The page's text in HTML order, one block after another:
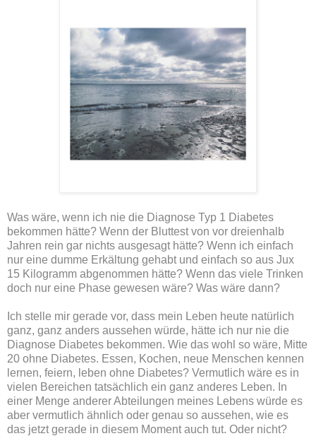
Was wäre, wenn ich nie die Diagnose Typ 1 Diabetes
bekommen hätte? Wenn der Bluttest von vor dreienhalb
Jahren rein gar nichts ausgesagt hätte? Wenn ich einfach
nur eine dumme Erkältung gehabt und einfach so aus Jux
15 Kilogramm abgenommen hätte? Wenn das viele Trinken
doch nur eine Phase gewesen wäre? Was wäre dann?
Ich stelle mir gerade vor, dass mein Leben heute natürlich
ganz, ganz anders aussehen würde, hätte ich nur nie die
Diagnose Diabetes bekommen. Wie das wohl so wäre, Mitte
20 ohne Diabetes. Essen, Kochen, neue Menschen kennen
lernen, feiern, leben ohne Diabetes? Vermutlich wäre es in
vielen Bereichen tatsächlich ein ganz anderes Leben. In
einer Menge anderer Abteilungen meines Lebens würde es
aber vermutlich ähnlich oder genau so aussehen, wie es
das jetzt gerade in diesem Moment auch tut. Oder nicht?